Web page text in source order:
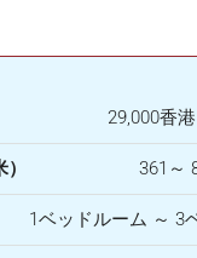
29,000香
361～
1ベッドルーム ～ 3